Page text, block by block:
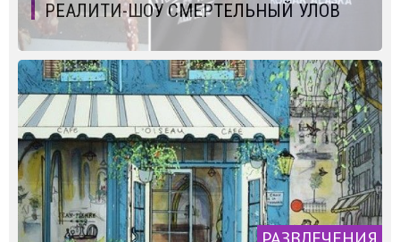
РЕАЛИТИ-ШОУ СМЕРТЕЛЬНЫЙ УЛОВ